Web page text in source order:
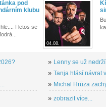
pod
klubu
I letos se
04.08.
» Lenny se už
» Tanja hlásí návrat
» Michal Hrůza
» zobrazit více...